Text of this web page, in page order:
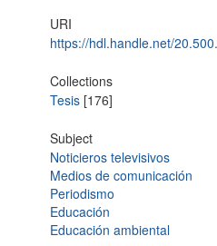
URI
https://hdl.handle.net/
Collections
Tesis [176]
Subject
Noticieros televisivos
Medios de comunicación
Periodismo
Educación
Educación ambiental